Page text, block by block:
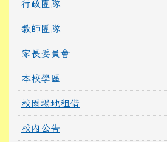
行政團隊
教師團隊
家長委員會
本校學區
校園場地租借
校內公告